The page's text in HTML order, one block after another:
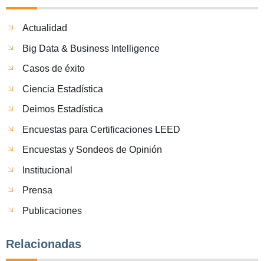
Actualidad
Big Data & Business Intelligence
Casos de éxito
Ciencia Estadística
Deimos Estadística
Encuestas para Certificaciones LEED
Encuestas y Sondeos de Opinión
Institucional
Prensa
Publicaciones
Relacionadas